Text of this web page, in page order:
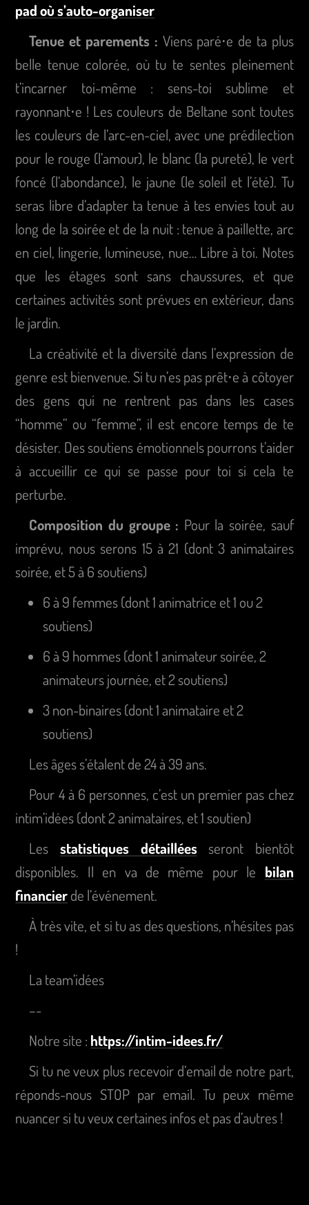
pad où s’auto-organiser
Tenue et parements : Viens paré⋅e de ta plus
belle tenue colorée, où tu te sentes pleinement
t’incarner toi-même : sens-toi sublime et
rayonnant⋅e ! Les couleurs de Beltane sont toutes
les couleurs de l’arc-en-ciel, avec une prédilection
pour le rouge (l’amour), le blanc (la pureté), le vert
foncé (l’abondance), le jaune (le soleil et l’été). Tu
seras libre d’adapter ta tenue à tes envies tout au
long de la soirée et de la nuit : tenue à paillette, arc
en ciel, lingerie, lumineuse, nue… Libre à toi. Notes
que les étages sont sans chaussures, et que
certaines activités sont prévues en extérieur, dans
le jardin.
La créativité et la diversité dans l’expression de
genre est bienvenue. Si tu n’es pas prêt⋅e à côtoyer
des gens qui ne rentrent pas dans les cases
“homme” ou “femme”, il est encore temps de te
désister. Des soutiens émotionnels pourrons t’aider
à accueillir ce qui se passe pour toi si cela te
perturbe.
Composition du groupe : Pour la soirée, sauf
imprévu, nous serons 15 à 21 (dont 3 animataires
soirée, et 5 à 6 soutiens)
6 à 9 femmes (dont 1 animatrice et 1 ou 2
soutiens)
6 à 9 hommes (dont 1 animateur soirée, 2
animateurs journée, et 2 soutiens)
3 non-binaires (dont 1 animataire et 2
soutiens)
Les âges s’étalent de 24 à 39 ans.
Pour 4 à 6 personnes, c’est un premier pas chez
intim’idées (dont 2 animataires, et 1 soutien)
Les statistiques détailléesseront bientôt
disponibles. Il en va de même pour le bilan
financierde l’événement.
À très vite, et si tu as des questions, n’hésites pas
!
La team’idées
–-
Notre site : https://intim-idees.fr/
Si tu ne veux plus recevoir d’email de notre part,
réponds-nous STOP par email. Tu peux même
nuancer si tu veux certaines infos et pas d’autres !